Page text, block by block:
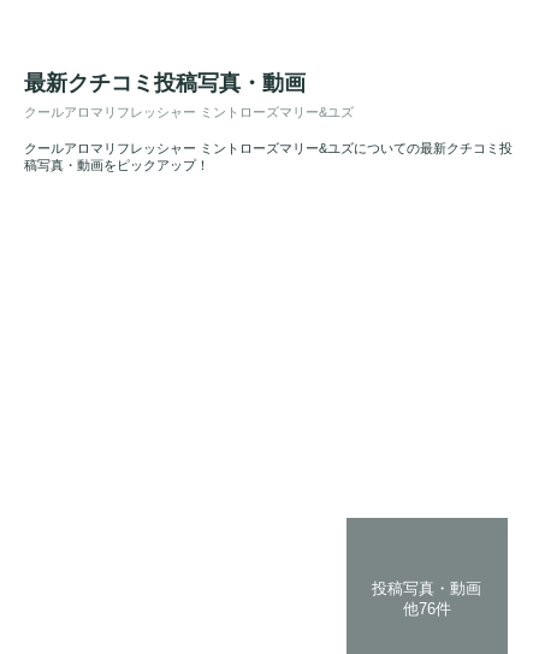
最新クチコミ投稿写真・動画
クールアロマリフレッシャー ミントローズマリー&ユズ
クールアロマリフレッシャー ミントローズマリー&ユズについての最新クチコミ投
稿写真・動画をピックアップ！
投稿写真・動画
他76件